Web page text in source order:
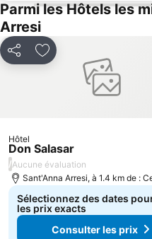
Spiaggia Maladroxia
BluFan
Spiaggia Fontanamare
Parmi les Hôtels les
Arresi
PartagerAjouter à mes favoris
Hôtel
Don Salasar
/Aucune évaluation
Sant'Anna Arresi, à 1.4 km de :
Sélectionnez des dates
les prix exacts
Consulter les prix